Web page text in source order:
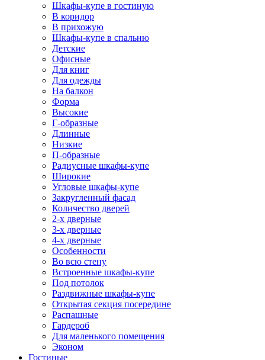
Шкафы-купе в гостиную
В коридор
В прихожую
Шкафы-купе в спальню
Детские
Офисные
Для книг
Для одежды
На балкон
Форма
Высокие
Г-образные
Длинные
Низкие
П-образные
Радиусные шкафы-купе
Широкие
Угловые шкафы-купе
Закругленный фасад
Количество дверей
2-х дверные
3-х дверные
4-х дверные
Особенности
Во всю стену
Встроенные шкафы-купе
Под потолок
Раздвижные шкафы-купе
Открытая секция посередине
Распашные
Гардероб
Для маленького помещения
Эконом
Гостиные